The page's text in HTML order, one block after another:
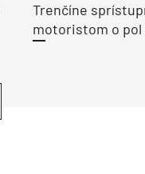
Trenčíne
motoristom o pol